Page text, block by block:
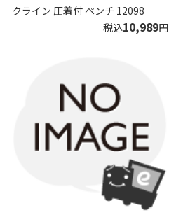
クライン 圧着付 ペンチ 12098
税込10,989円